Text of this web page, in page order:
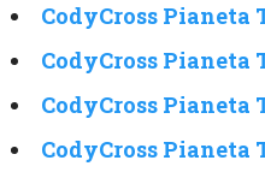
CodyCross Pianeta
CodyCross Pianeta
CodyCross Pianeta
CodyCross Pianeta